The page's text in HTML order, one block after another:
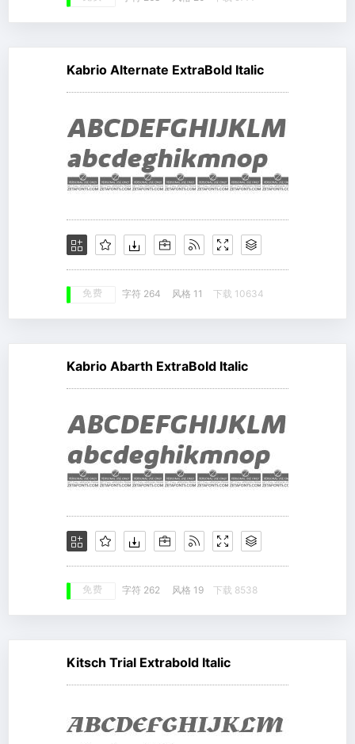
Kabrio Alternate ExtraBold Italic
免费 字符 264 风格 11 下载 10634
Kabrio Abarth ExtraBold Italic
免费 字符 262 风格 19 下载 8538
Kitsch Trial Extrabold Italic